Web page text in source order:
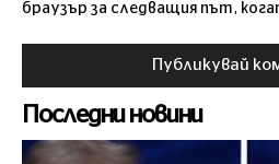
браузър за следващия път,
Последни новини